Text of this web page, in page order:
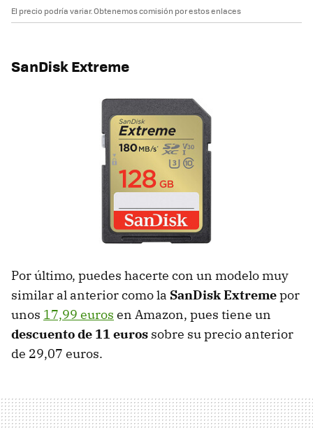
El precio podría variar. Obtenemos comisión por estos enlaces
SanDisk Extreme
Por último, puedes hacerte con un modelo muy
similar al anterior como la SanDisk Extremepor
unos 17,99 euros en Amazon, pues tiene un
descuento de 11 euros sobre su precio anterior
de 29,07 euros.